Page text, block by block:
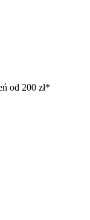
od 200 zł*